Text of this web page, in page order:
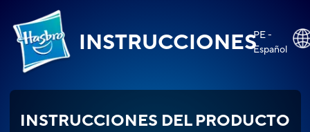
INSTRUCCIONESPE -
Español
INSTRUCCIONES DEL PRODUCTO